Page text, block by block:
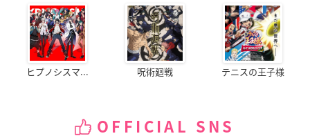
ヒプノシスマ... 呪術廻戦 テニスの王子様
OFFICIAL SNS